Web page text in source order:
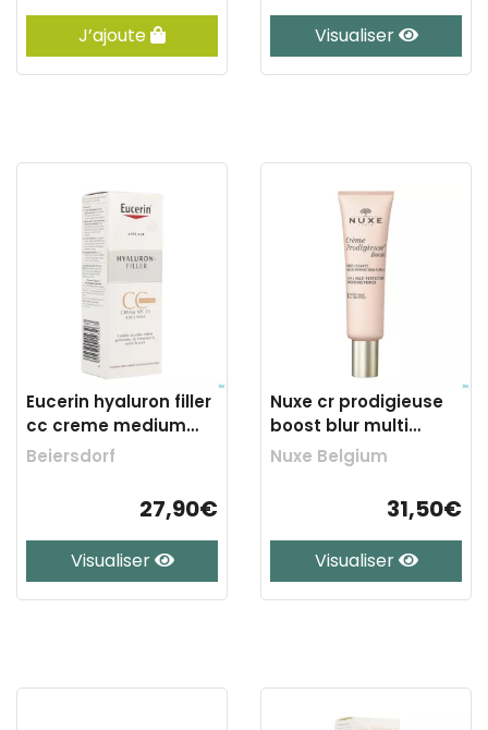
J’ajoute Visualiser
Eucerin hyaluron filler
cc creme medium
50ml
Beiersdorf
27,90€
Visualiser
Nuxe cr prodigieuse
boost blur multi
perfect. 30ml
Nuxe Belgium
31,50€
Visualiser